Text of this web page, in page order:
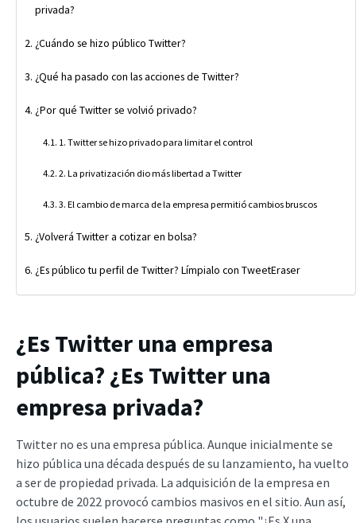
privada?
¿Cuándo se hizo público Twitter?
¿Qué ha pasado con las acciones de Twitter?
¿Por qué Twitter se volvió privado?
1. Twitter se hizo privado para limitar el control
2. La privatización dio más libertad a Twitter
3. El cambio de marca de la empresa permitió cambios bruscos
¿Volverá Twitter a cotizar en bolsa?
¿Es público tu perfil de Twitter? Límpialo con TweetEraser
¿Es Twitter una empresa
pública? ¿Es Twitter una
empresa privada?
Twitter no es una empresa pública. Aunque inicialmente se
hizo pública una década después de su lanzamiento, ha vuelto
a ser de propiedad privada. La adquisición de la empresa en
octubre de 2022 provocó cambios masivos en el sitio. Aun así,